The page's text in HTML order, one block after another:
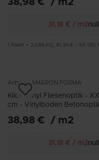
31,18 € / m2
Paket = 2,088 m2 81,39 € mit 19%
Arbiton AMARON FORMA
Klick Vinyl Fliesenoptik -
cm - Vinylboden
38,98 € / m2
31,18 € / m2